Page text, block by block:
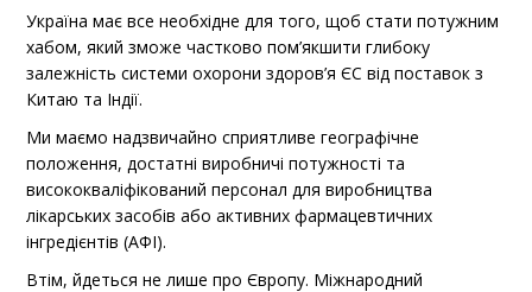
Україна має все необхідне для того, щоб стати потужним
хабом, який зможе частково пом’якшити глибоку
залежність системи охорони здоров’я ЄС від поставок з
Китаю та Індії.
Ми маємо надзвичайно сприятливе географічне
положення, достатні виробничі потужності та
висококваліфікований персонал для виробництва
лікарських засобів або активних фармацевтичних
інгредієнтів (АФІ).
Втім, йдеться не лише про Європу. Міжнародний